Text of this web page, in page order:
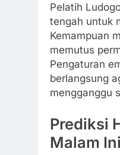
Pelatih
tengah untuk
Kemampuan
memutus
Pengaturan
berlangsung
mengganggu
Prediksi
Malam Ini